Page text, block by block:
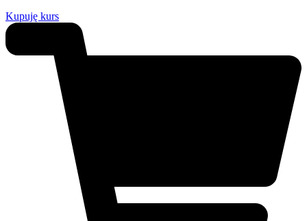
Kupuję kurs